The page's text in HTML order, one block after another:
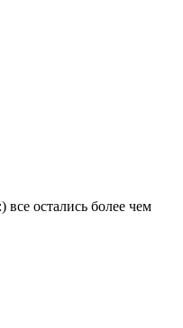
остались более чем